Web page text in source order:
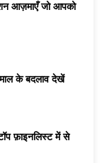
आज़माएँ जो आपको
के बदलाव देखें
फ़ाइनलिस्ट में से